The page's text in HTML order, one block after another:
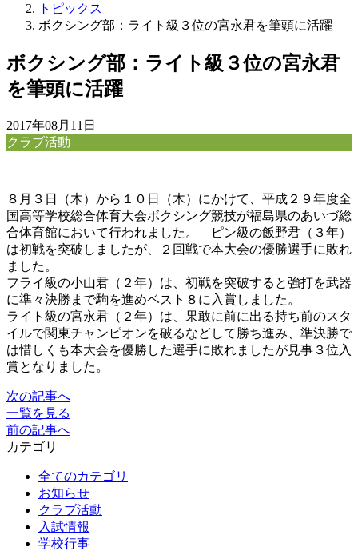
トピックス
ボクシング部：ライト級３位の宮永君を筆頭に活躍
ボクシング部：ライト級３位の宮永君
を筆頭に活躍
2017年08月11日
クラブ活動
８月３日（木）から１０日（木）にかけて、平成２９年度全
国高等学校総合体育大会ボクシング競技が福島県のあいづ総
合体育館において行われました。 ピン級の飯野君（３年）
は初戦を突破しましたが、２回戦で本大会の優勝選手に敗れ
ました。
フライ級の小山君（２年）は、初戦を突破すると強打を武器
に準々決勝まで駒を進めベスト８に入賞しました。
ライト級の宮永君（２年）は、果敢に前に出る持ち前のスタ
イルで関東チャンピオンを破るなどして勝ち進み、準決勝で
は惜しくも本大会を優勝した選手に敗れましたが見事３位入
賞となりました。
次の記事へ
一覧を見る
前の記事へ
カテゴリ
全てのカテゴリ
お知らせ
クラブ活動
入試情報
学校行事